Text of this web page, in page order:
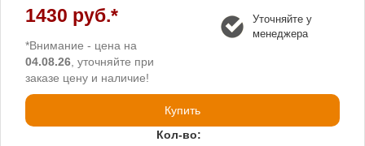
1430 руб.*
*Внимание - цена на
04.08.26 , уточняйте при
заказе цену и наличие!
Уточняйте у
менеджера
Купить
Кол-во: